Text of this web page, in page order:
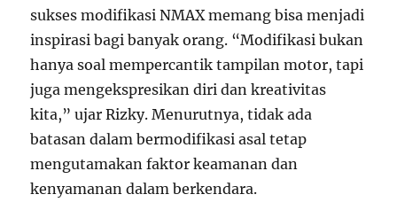
sukses modifikasi NMAX memang bisa menjadi
inspirasi bagi banyak orang. “Modifikasi bukan
hanya soal mempercantik tampilan motor, tapi
juga mengekspresikan diri dan kreativitas
kita,” ujar Rizky. Menurutnya, tidak ada
batasan dalam bermodifikasi asal tetap
mengutamakan faktor keamanan dan
kenyamanan dalam berkendara.